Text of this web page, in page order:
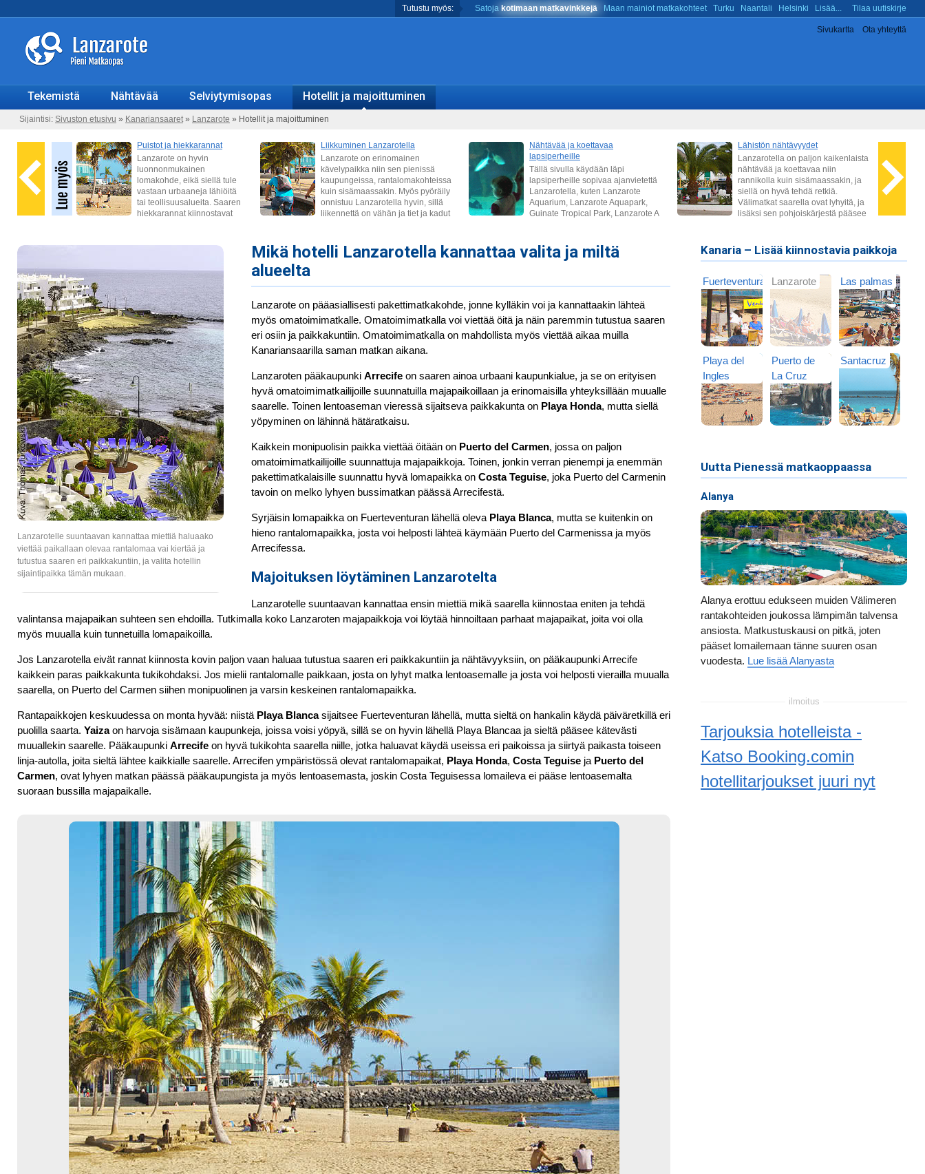
Tutustu myös: Satoja kotimaan matkavinkkejä Maan mainiot matkakohteet Turku Naantali Helsinki Lisää... Tilaa uutiskirje
Sivukartta Ota yhteyttä
Tekemistä Nähtävää Selviytymisopas Hotellit ja majoittuminen
Sijaintisi: Sivuston etusivu » Kanariansaaret» Lanzarote » Hotellit ja majoittuminen
Kanaria – Lisää kiinnostavia paikkoja
Fuerteventura Lanzarote Las palmas
Playa del
Ingles
Puerto de
La Cruz
Santacruz
Uutta Pienessä matkaoppaassa
Alanya
Alanya erottuu edukseen muiden Välimeren
rantakohteiden joukossa lämpimän talvensa
ansiosta. Matkustuskausi on pitkä, joten
pääset lomailemaan tänne suuren osan
vuodesta. Lue lisää Alanyasta
ilmoitus
Tarjouksia hotelleista -
Katso Booking.comin
hotellitarjoukset juuri nyt
Lanzarotelle suuntaavan kannattaa miettiä haluaako
viettää paikallaan olevaa rantalomaa vai kiertää ja
tutustua saaren eri paikkakuntiin, ja valita hotellin
sijaintipaikka tämän mukaan.
Mikä hotelli Lanzarotella kannattaa valita ja miltä
alueelta
Lanzarote on pääasiallisesti pakettimatkakohde, jonne kylläkin voi ja kannattaakin lähteä
myös omatoimimatkalle. Omatoimimatkalla voi viettää öitä ja näin paremmin tutustua saaren
eri osiin ja paikkakuntiin. Omatoimimatkalla on mahdollista myös viettää aikaa muilla
Kanariansaarilla saman matkan aikana.
Lanzaroten pääkaupunki Arrecife on saaren ainoa urbaani kaupunkialue, ja se on erityisen
hyvä omatoimimatkailijoille suunnatuilla majapaikoillaan ja erinomaisilla yhteyksillään muualle
saarelle. Toinen lentoaseman vieressä sijaitseva paikkakunta on Playa Honda, mutta siellä
yöpyminen on lähinnä hätäratkaisu.
Kaikkein monipuolisin paikka viettää öitään on Puerto del Carmen, jossa on paljon
omatoimimatkailijoille suunnattuja majapaikkoja. Toinen, jonkin verran pienempi ja enemmän
pakettimatkalaisille suunnattu hyvä lomapaikka on Costa Teguise, joka Puerto del Carmenin
tavoin on melko lyhyen bussimatkan päässä Arrecifestä.
Syrjäisin lomapaikka on Fuerteventuran lähellä oleva Playa Blanca, mutta se kuitenkin on
hieno rantalomapaikka, josta voi helposti lähteä käymään Puerto del Carmenissa ja myös
Arrecifessa.
Majoituksen löytäminen Lanzarotelta
Lanzarotelle suuntaavan kannattaa ensin miettiä mikä saarella kiinnostaa eniten ja tehdä
valintansa majapaikan suhteen sen ehdoilla. Tutkimalla koko Lanzaroten majapaikkoja voi löytää hinnoiltaan parhaat majapaikat, joita voi olla
myös muualla kuin tunnetuilla lomapaikoilla.
Jos Lanzarotella eivät rannat kiinnosta kovin paljon vaan haluaa tutustua saaren eri paikkakuntiin ja nähtävyyksiin, on pääkaupunki Arrecife
kaikkein paras paikkakunta tukikohdaksi. Jos mielii rantalomalle paikkaan, josta on lyhyt matka lentoasemalle ja josta voi helposti vierailla muualla
saarella, on Puerto del Carmen siihen monipuolinen ja varsin keskeinen rantalomapaikka.
Rantapaikkojen keskuudessa on monta hyvää: niistä Playa Blancasijaitsee Fuerteventuran lähellä, mutta sieltä on hankalin käydä päiväretkillä eri
puolilla saarta. Yaizaon harvoja sisämaan kaupunkeja, joissa voisi yöpyä, sillä se on hyvin lähellä Playa Blancaa ja sieltä pääsee kätevästi
muuallekin saarelle. Pääkaupunki Arrecife on hyvä tukikohta saarella niille, jotka haluavat käydä useissa eri paikoissa ja siirtyä paikasta toiseen
linja-autolla, joita sieltä lähtee kaikkialle saarelle. Arrecifen ympäristössä olevat rantalomapaikat, Playa Honda, Costa Teguise ja Puerto del
Carmen, ovat lyhyen matkan päässä pääkaupungista ja myös lentoasemasta, joskin Costa Teguisessa lomaileva ei pääse lentoasemalta
suoraan bussilla majapaikalle.